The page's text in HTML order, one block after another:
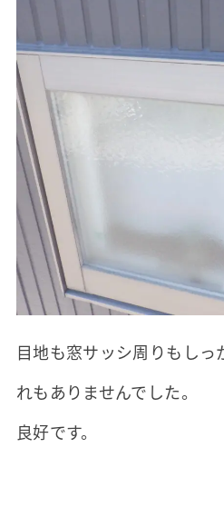
目地も窓サッシ周りもしっ
れもありませんでした。
良好です。